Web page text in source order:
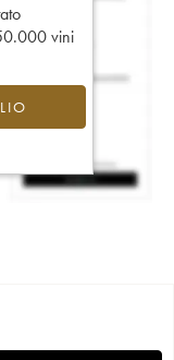
vini